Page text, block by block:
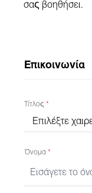
σας βοηθήσει.
Επικοινωνία
Τίτλος *
Όνομα *